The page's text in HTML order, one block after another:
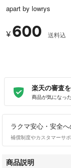
apart by lowrys
¥ 600 送料込
楽天の審査
商品が気になっ
ラクマ安心・安全
補償制度やカスタマーサ
商品説明